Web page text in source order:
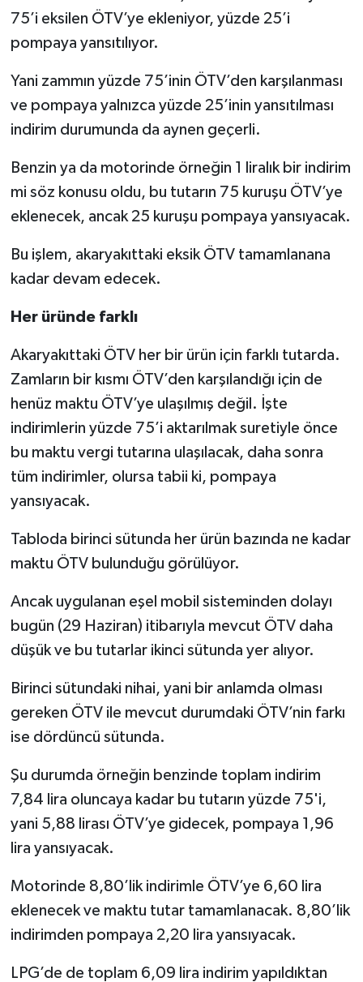
75’i eksilen ÖTV’ye ekleniyor, yüzde 25’i
pompaya yansıtılıyor.
Yani zammın yüzde 75’inin ÖTV’den karşılanması
ve pompaya yalnızca yüzde 25’inin yansıtılması
indirim durumunda da aynen geçerli.
Benzin ya da motorinde örneğin 1 liralık bir indirim
mi söz konusu oldu, bu tutarın 75 kuruşu ÖTV’ye
eklenecek, ancak 25 kuruşu pompaya yansıyacak.
Bu işlem, akaryakıttaki eksik ÖTV tamamlanana
kadar devam edecek.
Her üründe farklı
Akaryakıttaki ÖTV her bir ürün için farklı tutarda.
Zamların bir kısmı ÖTV’den karşılandığı için de
henüz maktu ÖTV’ye ulaşılmış değil. İşte
indirimlerin yüzde 75’i aktarılmak suretiyle önce
bu maktu vergi tutarına ulaşılacak, daha sonra
tüm indirimler, olursa tabii ki, pompaya
yansıyacak.
Tabloda birinci sütunda her ürün bazında ne kadar
maktu ÖTV bulunduğu görülüyor.
Ancak uygulanan eşel mobil sisteminden dolayı
bugün (29 Haziran) itibarıyla mevcut ÖTV daha
düşük ve bu tutarlar ikinci sütunda yer alıyor.
Birinci sütundaki nihai, yani bir anlamda olması
gereken ÖTV ile mevcut durumdaki ÖTV’nin farkı
ise dördüncü sütunda.
Şu durumda örneğin benzinde toplam indirim
7,84 lira oluncaya kadar bu tutarın yüzde 75'i,
yani 5,88 lirası ÖTV’ye gidecek, pompaya 1,96
lira yansıyacak.
Motorinde 8,80’lik indirimle ÖTV’ye 6,60 lira
eklenecek ve maktu tutar tamamlanacak. 8,80’lik
indirimden pompaya 2,20 lira yansıyacak.
LPG’de de toplam 6,09 lira indirim yapıldıktan